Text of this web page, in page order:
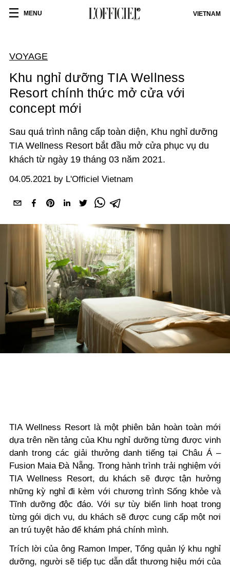
MENU VIETNAM
VOYAGE
Khu nghỉ dưỡng TIA Wellness
Resort chính thức mở cửa với
concept mới
Sau quá trình nâng cấp toàn diện, Khu nghỉ dưỡng
TIA Wellness Resort bắt đầu mở cửa phục vụ du
khách từ ngày 19 tháng 03 năm 2021.
04.05.2021 by L'Officiel Vietnam
TIA Wellness Resort là một phiên bản hoàn toàn mới
dựa trên nền tảng của Khu nghỉ dưỡng từng được vinh
danh trong các giải thưởng danh tiếng tại Châu Á –
Fusion Maia Đà Nẵng. Trong hành trình trải nghiệm với
TIA Wellness Resort, du khách sẽ được tận hưởng
những kỳ nghỉ đi kèm với chương trình Sống khỏe và
Tĩnh dưỡng độc đáo. Với sự tùy biến linh hoạt trong
từng gói dịch vụ, du khách sẽ được cung cấp một nơi
an trú tuyệt hảo để khám phá chính mình.
Trích lời của ông Ramon Imper, Tổng quản lý khu nghỉ
dưỡng, người sẽ tiếp tục dẫn dắt thương hiệu mới của